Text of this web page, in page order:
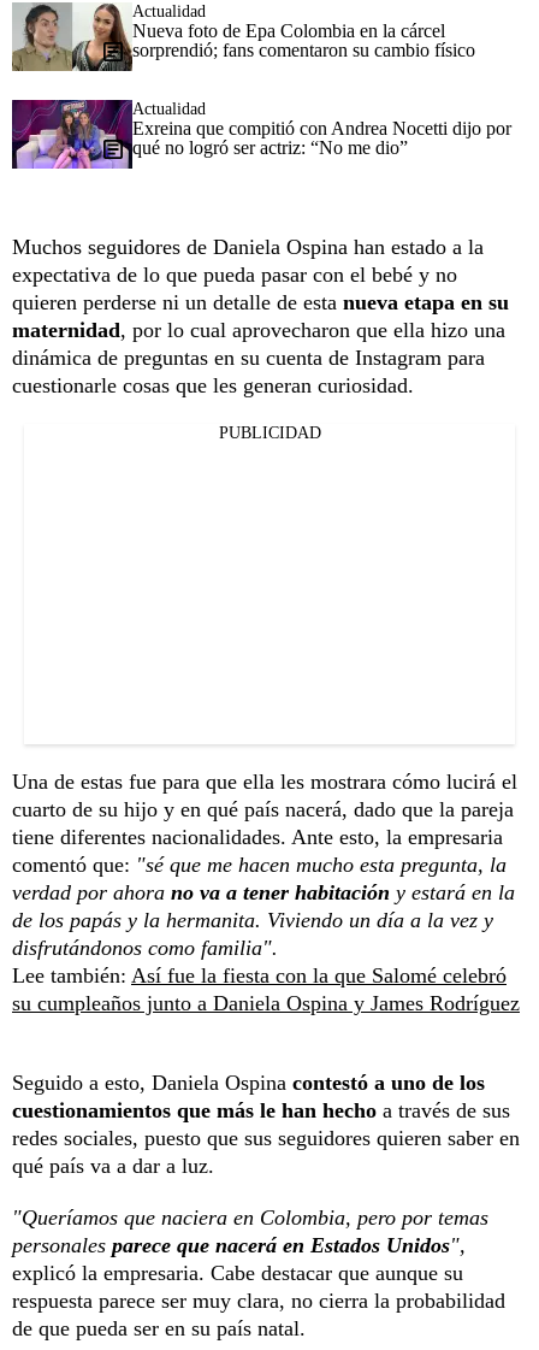
Actualidad
Nueva foto de Epa Colombia en la cárcel
sorprendió; fans comentaron su cambio físico
Actualidad
Exreina que compitió con Andrea Nocetti dijo por
qué no logró ser actriz: “No me dio”
Muchos seguidores de Daniela Ospina han estado a la
expectativa de lo que pueda pasar con el bebé y no
quieren perderse ni un detalle de esta nueva etapa en su
maternidad, por lo cual aprovecharon que ella hizo una
dinámica de preguntas en su cuenta de Instagram para
cuestionarle cosas que les generan curiosidad.
PUBLICIDAD
Una de estas fue para que ella les mostrara cómo lucirá el
cuarto de su hijo y en qué país nacerá, dado que la pareja
tiene diferentes nacionalidades. Ante esto, la empresaria
comentó que: "sé que me hacen mucho esta pregunta, la
verdad por ahora no va a tener habitación y estará en la
de los papás y la hermanita. Viviendo un día a la vez y
disfrutándonos como familia".
Lee también: Así fue la fiesta con la que Salomé celebró
su cumpleaños junto a Daniela Ospina y James Rodríguez
Seguido a esto, Daniela Ospina contestó a uno de los
cuestionamientos que más le han hecho a través de sus
redes sociales, puesto que sus seguidores quieren saber en
qué país va a dar a luz.
"Queríamos que naciera en Colombia, pero por temas
personales parece que nacerá en Estados Unidos",
explicó la empresaria. Cabe destacar que aunque su
respuesta parece ser muy clara, no cierra la probabilidad
de que pueda ser en su país natal.